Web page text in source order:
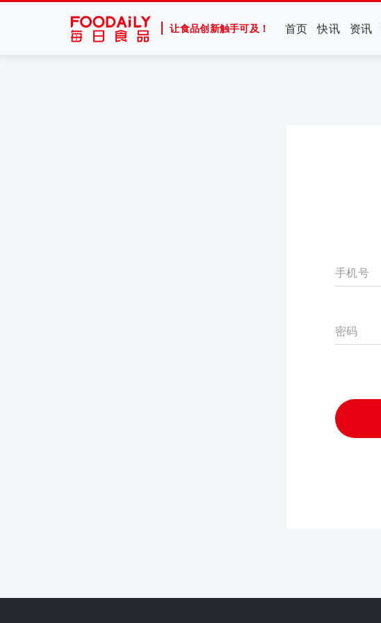
让食品创新触手可及！ 首页 快讯 资讯
手机号
密码